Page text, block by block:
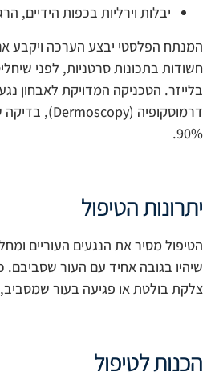
יבלות וירליות בכפות הידיים,
המנתח הפלסטי יבצע הערכה ויקבע
חשודות בתכונות סרטניות, לפני
בלייזר. הטכניקה המדויקת לאבחון
דרמוסקופיה (Dermoscopy), בדיקה
90%.
יתרונות הטיפול
הטיפול מסיר את הנגעים העוריים
שיהיו בגובה אחיד עם העור
צלקת בולטת או פגיעה בעור
הכנות לטיפול